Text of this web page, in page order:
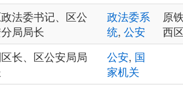
法委书记、区公
局局长
政法委系
统, 公安
原
西
长、区公安局局
公安, 国
家机关